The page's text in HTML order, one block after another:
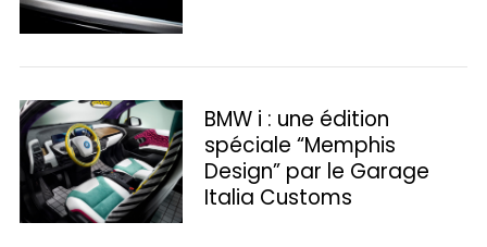
BMW i : une édition
spéciale “Memphis
Design” par le Garage
Italia Customs